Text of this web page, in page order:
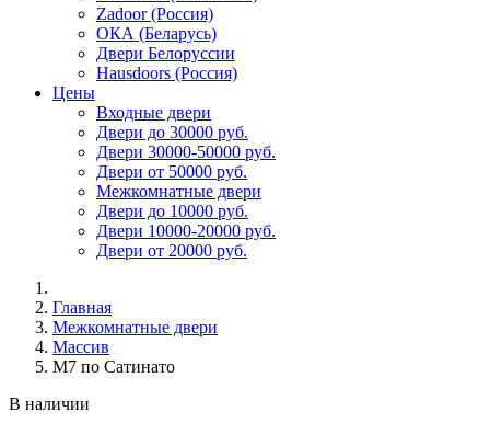
Zadoor (Россия)
ОКА (Беларусь)
Двери Белоруссии
Hausdoors (Россия)
Цены
Входные двери
Двери до 30000 руб.
Двери 30000-50000 руб.
Двери от 50000 руб.
Межкомнатные двери
Двери до 10000 руб.
Двери 10000-20000 руб.
Двери от 20000 руб.
Главная
Межкомнатные двери
Массив
М7 по Сатинато
В наличии